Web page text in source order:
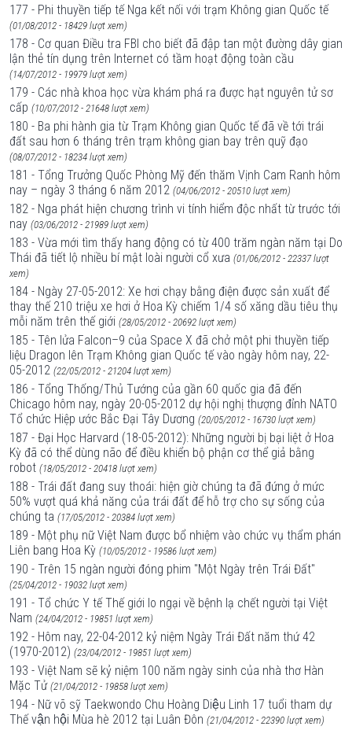
177 - Phi thuyền tiếp tế Nga kết nối với trạm Không gian Quốc tế
(01/08/2012 - 18429 lượt xem)
178 - Cơ quan Điều tra FBI cho biết đã đập tan một đường dây gian
lận thẻ tín dụng trên Internet có tầm hoạt động toàn cầu
(14/07/2012 - 19979 lượt xem)
179 - Các nhà khoa học vừa khám phá ra được hạt nguyên tử sơ
cấp (10/07/2012 - 21648 lượt xem)
180 - Ba phi hành gia từ Trạm Không gian Quốc tế đã về tới trái
đất sau hơn 6 tháng trên trạm không gian bay trên quỹ đạo
(08/07/2012 - 18234 lượt xem)
181 - Tổng Trưởng Quốc Phòng Mỹ đến thăm Vịnh Cam Ranh hôm
nay – ngày 3 tháng 6 năm 2012 (04/06/2012 - 20510 lượt xem)
182 - Nga phát hiện chương trình vi tính hiểm độc nhất từ trước tới
nay (03/06/2012 - 21989 lượt xem)
183 - Vừa mới tìm thấy hang động có từ 400 trăm ngàn năm tại Do
Thái đã tiết lộ nhiều bí mật loài người cổ xưa (01/06/2012 - 22337 lượt
xem)
184 - Ngày 27-05-2012: Xe hơi chạy bằng điện được sản xuất để
thay thế 210 triệu xe hơi ở Hoa Kỳ chiếm 1/4 số xăng dầu tiêu thụ
mỗi năm trên thế giới (28/05/2012 - 20692 lượt xem)
185 - Tên lửa Falcon–9 của Space X đã chở một phi thuyền tiếp
liệu Dragon lên Trạm Không gian Quốc tế vào ngày hôm nay, 22-
05-2012 (22/05/2012 - 21204 lượt xem)
186 - Tổng Thống/Thủ Tướng của gần 60 quốc gia đã đến
Chicago hôm nay, ngày 20-05-2012 dự hội nghị thượng đỉnh NATO
Tổ chức Hiệp ước Bắc Đại Tây Dương (20/05/2012 - 16730 lượt xem)
187 - Đại Học Harvard (18-05-2012): Những người bị bại liệt ở Hoa
Kỳ đã có thể dùng não để điều khiển bộ phận cơ thể giả bằng
robot (18/05/2012 - 20418 lượt xem)
188 - Trái đất đang suy thoái: hiện giờ chúng ta đã đứng ở mức
50% vượt quá khả năng của trái đất để hỗ trợ cho sự sống của
chúng ta (17/05/2012 - 20384 lượt xem)
189 - Một phụ nữ Việt Nam được bổ nhiệm vào chức vụ thẩm phán
Liên bang Hoa Kỳ (10/05/2012 - 19586 lượt xem)
190 - Trên 15 ngàn người đóng phim "Một Ngày trên Trái Đất"
(25/04/2012 - 19032 lượt xem)
191 - Tổ chức Y tế Thế giới lo ngại về bệnh lạ chết người tại Việt
Nam (24/04/2012 - 19851 lượt xem)
192 - Hôm nay, 22-04-2012 kỷ niệm Ngày Trái Đất năm thứ 42
(1970-2012) (23/04/2012 - 19851 lượt xem)
193 - Việt Nam sẽ kỷ niệm 100 năm ngày sinh của nhà thơ Hàn
Mặc Tử (21/04/2012 - 19858 lượt xem)
194 - Nữ võ sỹ Taekwondo Chu Hoàng Diệu Linh 17 tuổi tham dự
Thế vận hội Mùa hè 2012 tại Luân Đôn (21/04/2012 - 22390 lượt xem)